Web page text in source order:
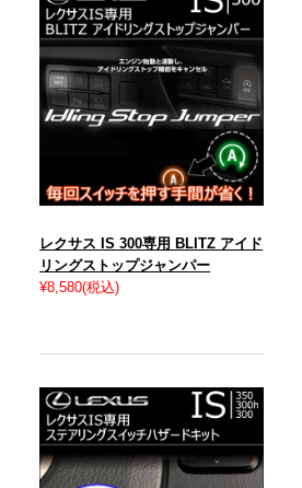
レクサス IS 300専用 BLITZ アイド
リングストップジャンパー
¥8,580(税込)